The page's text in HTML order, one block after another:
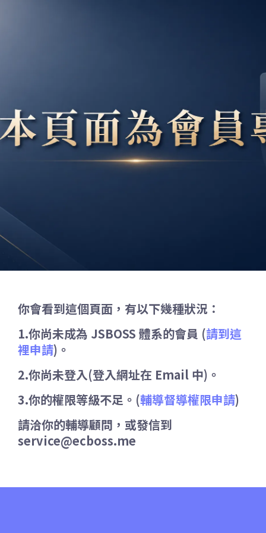
你會看到這個頁面，有以下幾種狀況：
1.你尚未成為 JSBOSS 體系的會員 (請到這
裡申請)。
2.你尚未登入(登入網址在 Email 中)。
3.你的權限等級不足。(輔導督導權限申請)
請洽你的輔導顧問，或發信到
service@ecboss.me